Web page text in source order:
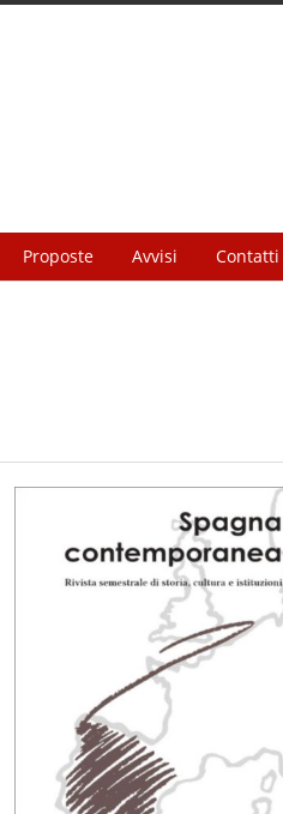
Proposte Avvisi Contatti